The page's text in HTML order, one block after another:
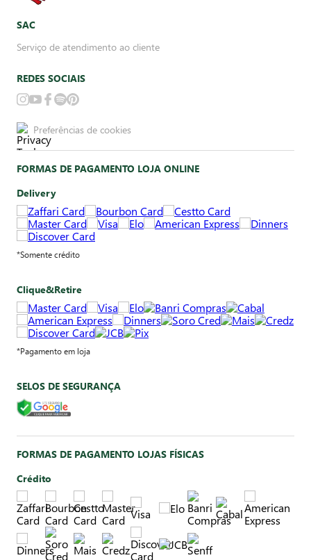
SAC
Serviço de atendimento ao cliente
REDES SOCIAIS
Preferências de cookies
FORMAS DE PAGAMENTO LOJA ONLINE
Delivery
*Somente crédito
Clique&Retire
*Pagamento em loja
SELOS DE SEGURANÇA
FORMAS DE PAGAMENTO LOJAS FÍSICAS
Crédito